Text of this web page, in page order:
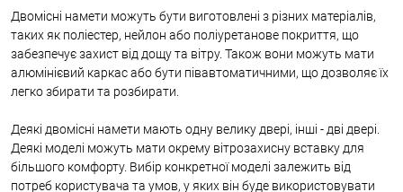
Двомісні намети можуть бути виготовлені з різних матеріалів,
таких як поліестер, нейлон або поліуретанове покриття, що
забезпечує захист від дощу та вітру. Також вони можуть мати
алюмінієвий каркас або бути півавтоматичними, що дозволяє їх
легко збирати та розбирати.
Деякі двомісні намети мають одну велику двері, інші - дві двері.
Деякі моделі можуть мати окрему вітрозахисну вставку для
більшого комфорту. Вибір конкретної моделі залежить від
потреб користувача та умов, у яких він буде використовувати